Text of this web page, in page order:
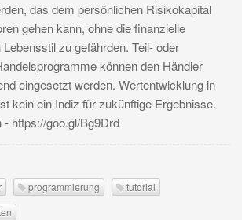
das dem persönlichen Risikokapital
gehen kann, ohne die finanzielle
zu gefährden. Teil- oder
können den Händler
eingesetzt werden. Wertentwicklung in
kein ein Indiz für zukünftige Ergebnisse.
https://goo.gl/Bg9Drd
programmierung
tutorial